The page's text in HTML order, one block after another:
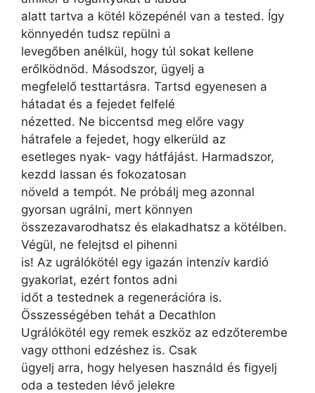
alatt tartva a kötél közepénél van a tested. Így
könnyedén tudsz repülni a
levegőben anélkül, hogy túl sokat kellene
erőlködnöd. Másodszor, ügyelj a
megfelelő testtartásra. Tartsd egyenesen a
hátadat és a fejedet felfelé
nézetted. Ne biccentsd meg előre vagy
hátrafele a fejedet, hogy elkerüld az
esetleges nyak- vagy hátfájást. Harmadszor,
kezdd lassan és fokozatosan
növeld a tempót. Ne próbálj meg azonnal
gyorsan ugrálni, mert könnyen
összezavarodhatsz és elakadhatsz a kötélben.
Végül, ne felejtsd el pihenni
is! Az ugrálókötél egy igazán intenzív kardió
gyakorlat, ezért fontos adni
időt a testednek a regenerációra is.
Összességében tehát a Decathlon
Ugrálókötél egy remek eszköz az edzőterembe
vagy otthoni edzéshez is. Csak
ügyelj arra, hogy helyesen használd és figyelj
oda a testeden lévő jelekre